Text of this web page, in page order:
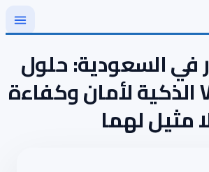
في السعودية: حلول
Visitor Flow الذكية لأمان وكفاءة
مثيل لهما